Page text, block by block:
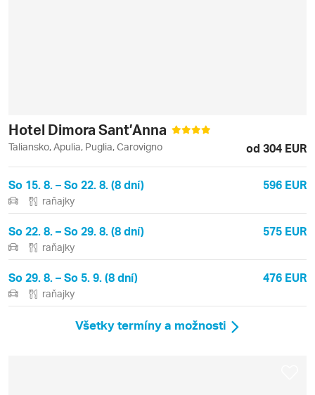
Hotel Dimora Sant’Anna
Taliansko, Apulia, Puglia, Carovigno od 304 EUR
So 15. 8. – So 22. 8. (8 dní) 596 EUR
raňajky
So 22. 8. – So 29. 8. (8 dní) 575 EUR
raňajky
So 29. 8. – So 5. 9. (8 dní) 476 EUR
raňajky
Všetky termíny a možnosti